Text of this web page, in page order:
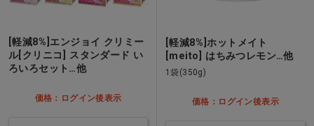
[軽減8%]エンジョイ クリミー
ル[クリニコ] スタンダード い
ろいろセット…他
価格：ログイン後表示
[軽減8%]ホットメイト
[meito] はちみつレモン…他
1袋(350g)
価格：ログイン後表示